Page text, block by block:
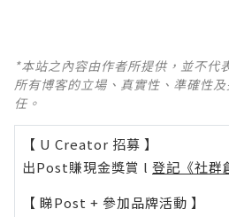
*本站之內容由作者所提供，並不代
所有博客的立場、真實性、準確性
任。
【 U Creator 招募 】
出Post賺現金獎賞 l 登記《社群
【 睇Post + 參加品牌活動 】